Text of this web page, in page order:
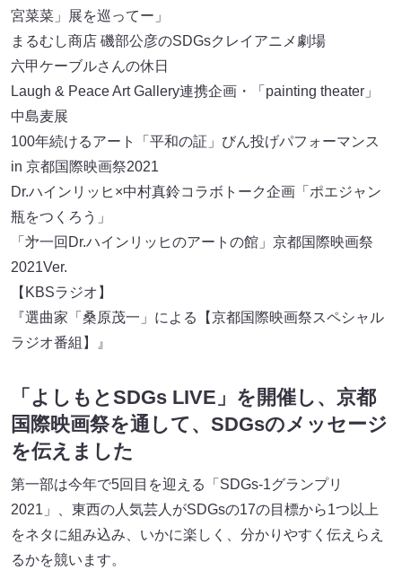
宮菜菜」展を巡ってー」
まるむし商店 磯部公彦のSDGsクレイアニメ劇場
六甲ケーブルさんの休日
Laugh & Peace Art Gallery連携企画・「painting theater」
中島麦展
100年続けるアート「平和の証」びん投げパフォーマンス
in 京都国際映画祭2021
Dr.ハインリッヒ×中村真鈴コラボトーク企画「ポエジャン
瓶をつくろう」
「㐧一回Dr.ハインリッヒのアートの館」京都国際映画祭
2021Ver.
【KBSラジオ】
『選曲家「桑原茂一」による【京都国際映画祭スペシャル
ラジオ番組】』
「よしもとSDGs LIVE」を開催し、京都
国際映画祭を通して、SDGsのメッセージ
を伝えました
第一部は今年で5回目を迎える「SDGs-1グランプリ
2021」、東西の人気芸人がSDGsの17の目標から1つ以上
をネタに組み込み、いかに楽しく、分かりやすく伝えらえ
るかを競います。